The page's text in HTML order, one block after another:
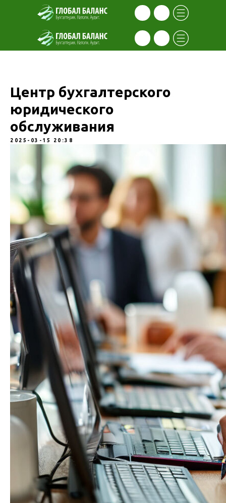
Центр бухгалтерского
юридического
обслуживания
2025-03-15 20:38